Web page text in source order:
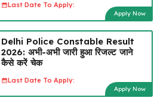
Last Date To Apply:
Apply Now
Delhi Police Constable Result
2026: अभी-अभी जारी हुआ रिजल्ट जाने
कैसे करें चेक
Last Date To Apply:
Apply Now